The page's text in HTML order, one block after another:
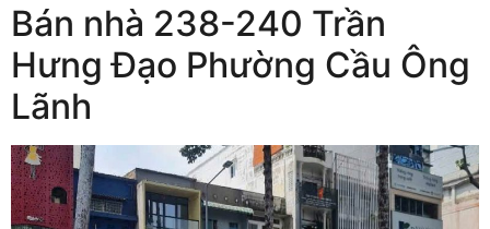
Bán nhà 238-240 Trần
Hưng Đạo Phường Cầu Ông
Lãnh